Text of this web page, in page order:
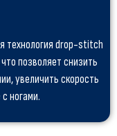
технология drop-stitch
позволяет снизить
увеличить скорость
ногами.